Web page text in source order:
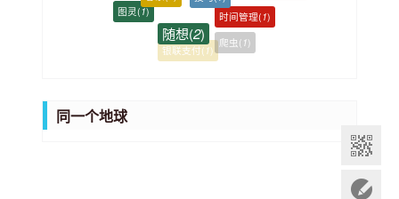
图灵 (1)
时间管理 ( 1)
爬虫 ( 1)
银联支付(1)
随想(2)
同一个地球